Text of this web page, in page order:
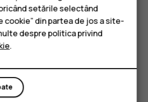
clasice
Ștergeți.
setările selectând
cookie” din partea de jos a site-
despre politica privind
.